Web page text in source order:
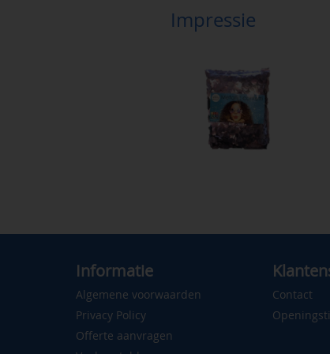
Impressie
Informatie
Algemene voorwaarden
Privacy Policy
Offerte aanvragen
Contact